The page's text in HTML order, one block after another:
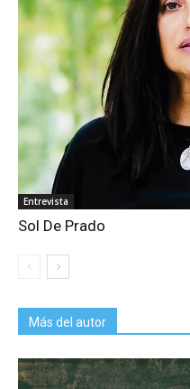
Entrevista
Sol De Prado
Más del autor